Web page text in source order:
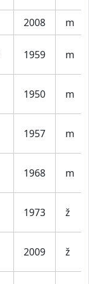
2008 m
1959 m
1950 m
1957 m
1968 m
1973 ž
2009 ž